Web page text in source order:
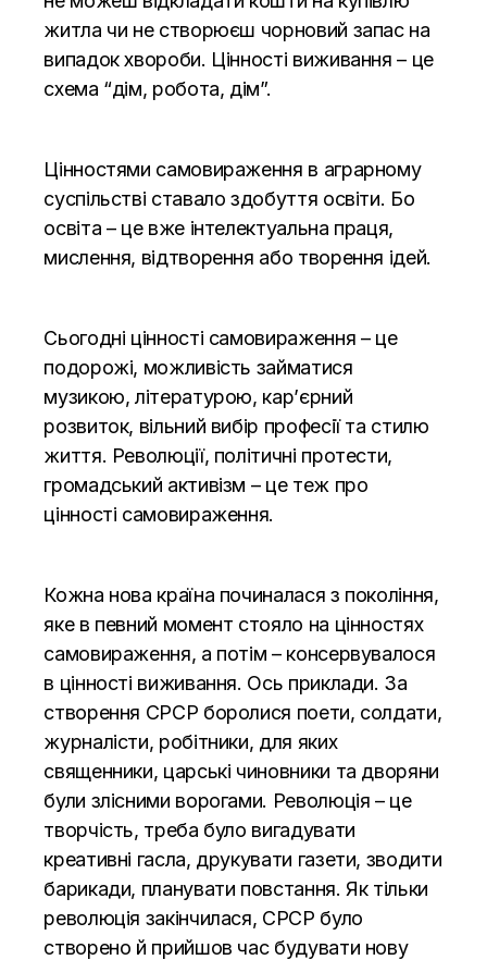
житла чи не створюєш чорновий запас на
випадок хвороби. Цінності виживання – це
схема “дім, робота, дім”.
Цінностями самовираження в аграрному
суспільстві ставало здобуття освіти. Бо
освіта – це вже інтелектуальна праця,
мислення, відтворення або творення ідей.
Сьогодні цінності самовираження – це
подорожі, можливість займатися
музикою, літературою, кар’єрний
розвиток, вільний вибір професії та стилю
життя. Революції, політичні протести,
громадський активізм – це теж про
цінності самовираження.
Кожна нова країна починалася з покоління,
яке в певний момент стояло на цінностях
самовираження, а потім – консервувалося
в цінності виживання. Ось приклади. За
створення СРСР боролися поети, солдати,
журналісти, робітники, для яких
священники, царські чиновники та дворяни
були злісними ворогами. Революція – це
творчість, треба було вигадувати
креативні гасла, друкувати газети, зводити
барикади, планувати повстання. Як тільки
революція закінчилася, СРСР було
створено й прийшов час будувати нову